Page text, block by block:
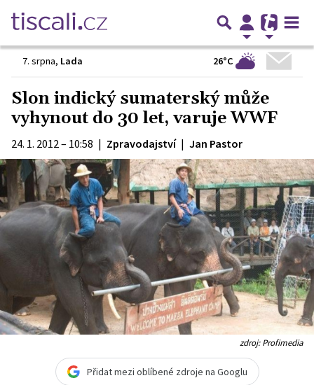
7. srpna, Lada 26°C
Slon indický sumaterský může
vyhynout do 30 let, varuje WWF
24. 1. 2012 – 10:58 | Zpravodajství | Jan Pastor
zdroj: Profimedia
Přidat mezi oblíbené zdroje na Googlu